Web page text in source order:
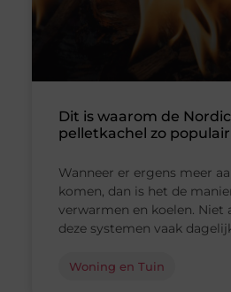
Dit is waarom de
pelletkachel zo populair
Wanneer er ergens meer
komen, dan is het de
verwarmen en koelen. Niet
deze systemen vaak
Woning en Tuin